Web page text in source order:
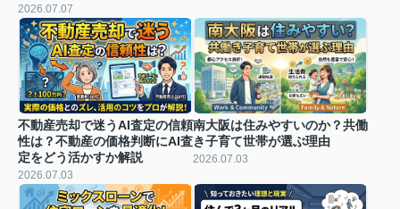
2026.07.07
不動産売却で迷うAI査定の信頼
性は？不動産の価格判断にAI査
定をどう活かすか解説
2026.07.03
南大阪は住みやすいのか？共働
き子育て世帯が選ぶ理由
2026.07.03